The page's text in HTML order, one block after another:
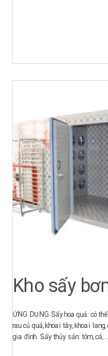
Kho sấy
ỨNG DỤNG Sấy hoa quả: có
rau củ quả, khoai tây, khoai
gia đình. Sấy thủy sản: tôm, cá, ...